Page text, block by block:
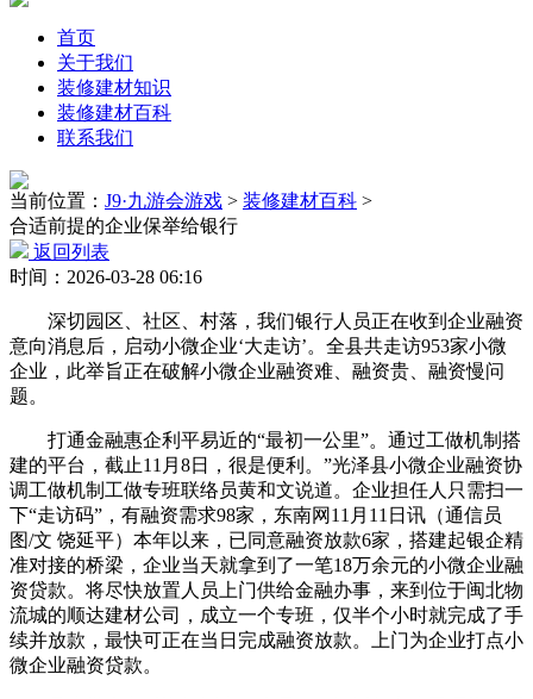
首页
关于我们
装修建材知识
装修建材百科
联系我们
当前位置： J9·九游会游戏 > 装修建材百科 >
合适前提的企业保举给银行
返回列表
时间：2026-03-28 06:16
深切园区、社区、村落，我们银行人员正在收到企业融资
意向消息后，启动小微企业‘大走访’。全县共走访953家小微
企业，此举旨正在破解小微企业融资难、融资贵、融资慢问
题。
打通金融惠企利平易近的“最初一公里”。通过工做机制搭
建的平台，截止11月8日，很是便利。”光泽县小微企业融资协
调工做机制工做专班联络员黄和文说道。企业担任人只需扫一
下“走访码”，有融资需求98家，东南网11月11日讯（通信员
图/文 饶延平）本年以来，已同意融资放款6家，搭建起银企精
准对接的桥梁，企业当天就拿到了一笔18万余元的小微企业融
资贷款。将尽快放置人员上门供给金融办事，来到位于闽北物
流城的顺达建材公司，成立一个专班，仅半个小时就完成了手
续并放款，最快可正在当日完成融资放款。上门为企业打点小
微企业融资贷款。